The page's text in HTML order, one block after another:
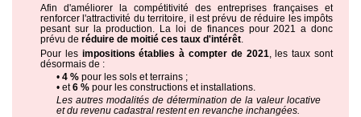
Afin d'améliorer la compétitivité des entreprises françaises et
renforcer l'attractivité du territoire, il est prévu de réduire les impôts
pesant sur la production. La loi de finances pour 2021 a donc
prévu de réduire de moitié ces taux d'intérêt
Pour les impositions établies à compter de 2021 , les taux sont
désormais de :
• 4 % pour les sols et terrains ;
• et6 % pour les constructions et installations.
Les autres modalités de détermination de la valeur locative
et du revenu cadastral restent en revanche inchangées.